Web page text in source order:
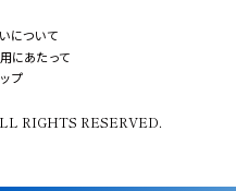
について
にあたって
プ
RIGHTS RESERVED.